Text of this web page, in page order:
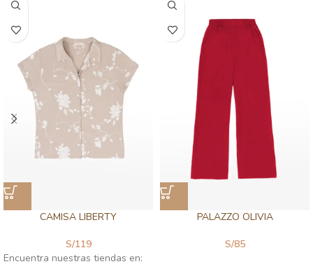
CAMISA LIBERTY
S/119
PALAZZO OLIVIA
S/85
Encuentra nuestras tiendas en: